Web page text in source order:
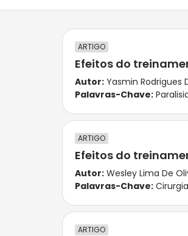
ARTIGO
Efeitos do
Autor: Yasmin Rodrigues
Palavras-Chave:
ARTIGO
Efeitos do
Autor: Wesley Lima De
Palavras-Chave:
ARTIGO